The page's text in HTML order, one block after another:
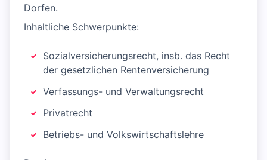
Dorfen.
Inhaltliche Schwerpunkte:
Sozialversicherungsrecht, insb. das Recht
der gesetzlichen Rentenversicherung
Verfassungs- und Verwaltungsrecht
Privatrecht
Betriebs- und Volkswirtschaftslehre